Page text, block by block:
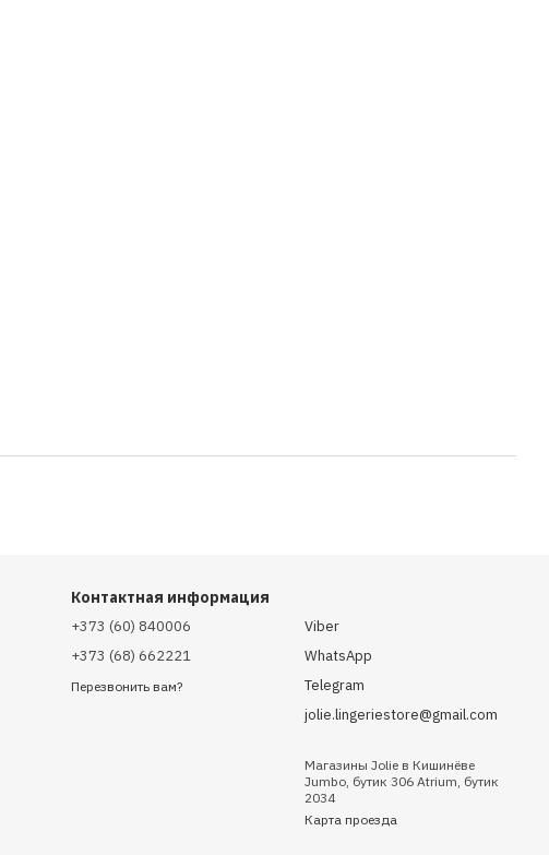
Контактная информация
+373 (60) 840006
+373 (68) 662221
Перезвонить вам?
Viber
WhatsApp
Telegram
jolie.lingeriestore@gmail.com
Магазины Jolie в Кишинёве
Jumbo, бутик 306 Atrium, бутик
2034
Карта проезда